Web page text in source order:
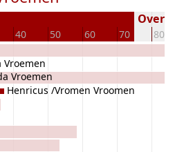
40 50 60 70 80
Vroemen
Vroemen
Henricus /Vromen Vroomen